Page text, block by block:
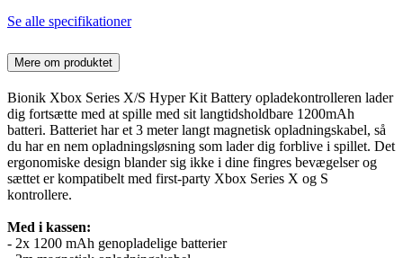
Se alle specifikationer
Mere om produktet
Bionik Xbox Series X/S Hyper Kit Battery opladekontrolleren lader
dig fortsætte med at spille med sit langtidsholdbare 1200mAh
batteri. Batteriet har et 3 meter langt magnetisk opladningskabel, så
du har en nem opladningsløsning som lader dig forblive i spillet. Det
ergonomiske design blander sig ikke i dine fingres bevægelser og
sættet er kompatibelt med first-party Xbox Series X og S
kontrollere.
Med i kassen:
- 2x 1200 mAh genopladelige batterier